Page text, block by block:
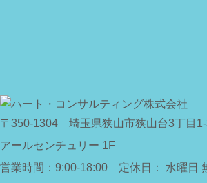
〒350-1304 埼玉県狭山市狭山台3丁目
アールセンチュリー 1F
営業時間： 9:00-18:00 定休日： 水曜日